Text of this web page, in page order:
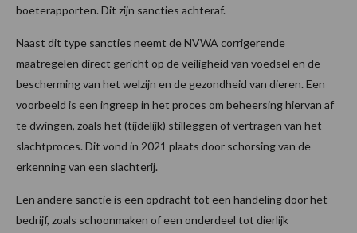
boeterapporten. Dit zijn sancties achteraf.
Naast dit type sancties neemt de NVWA corrigerende
maatregelen direct gericht op de veiligheid van voedsel en de
bescherming van het welzijn en de gezondheid van dieren. Een
voorbeeld is een ingreep in het proces om beheersing hiervan af
te dwingen, zoals het (tijdelijk) stilleggen of vertragen van het
slachtproces. Dit vond in 2021 plaats door schorsing van de
erkenning van een slachterij.
Een andere sanctie is een opdracht tot een handeling door het
bedrijf, zoals schoonmaken of een onderdeel tot dierlijk